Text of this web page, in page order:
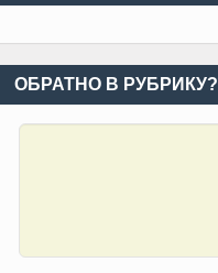
ОБРАТНО В РУБРИКУ?